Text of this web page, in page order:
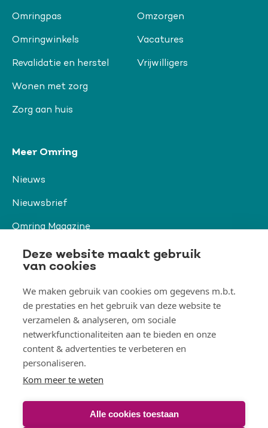
Deze website maakt gebruik
van cookies
We maken gebruik van cookies om gegevens m.b.t.
de prestaties en het gebruik van deze website te
verzamelen & analyseren, om sociale
netwerkfunctionaliteiten aan te bieden en onze
content & advertenties te verbeteren en
personaliseren.
Kom meer te weten
Alle cookies toestaan
Omringpas
Omringwinkels
Revalidatie en herstel
Wonen met zorg
Zorg aan huis
Omzorgen
Vacatures
Vrijwilligers
Meer Omring
Nieuws
Nieuwsbrief
Omring Magazine
Verwijzers
Organisatie & beleid